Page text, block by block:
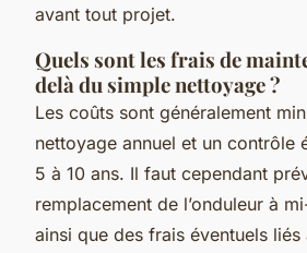
avant tout projet.
Quels sont les frais de
delà du simple nettoyage ?
Les coûts sont généralement
nettoyage annuel et un contrôle
5 à 10 ans. Il faut cependant
remplacement de l’onduleur à
ainsi que des frais éventuels liés